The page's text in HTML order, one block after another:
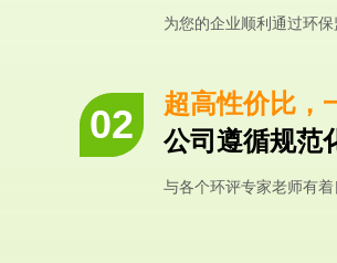
为您的企业顺利通过环
超高性价比，
公司遵循规范
与各个环评专家老师有